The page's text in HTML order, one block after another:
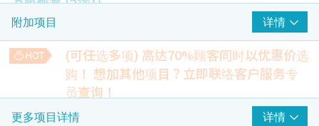
的人士。适合追求高性价比、地点便利与快速取得报告的客群。
若您注重全面性、报告透明度与良好客户服务，此方案是值得考
虑的长期健康管理选择。
此部分内容由AI自动生成，可能包含错误或不完整之处，请审慎参考。
OTO GoGo松 2.0 按摩椅 (VN-05) (原价$13,800)
前列腺
甲状腺
乳房
盆腔 (子宫/卵巢/膀胱)
颈动脉
附加项目 详情
(可任选多项) 高达70%顾客同时以优惠价选
购！ 想加其他项目？立即联络客户服务专
员查询！
【特别优惠】人类乳头状瘤病毒基因分型(43种)
更多项目详情 详情